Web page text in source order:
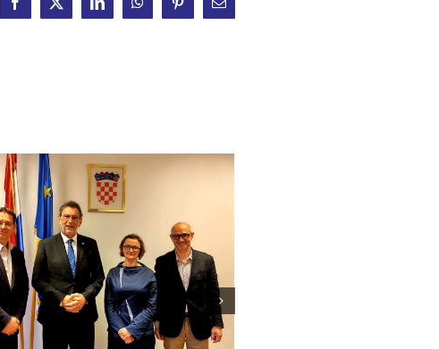
Facebook
X LinkedInWhatsAppPinterestEmail: